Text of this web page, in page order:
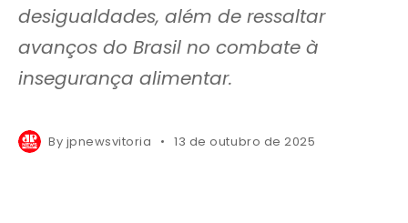
desigualdades, além de ressaltar
avanços do Brasil no combate à
insegurança alimentar.
By jpnewsvitoria 13 de outubro de 2025